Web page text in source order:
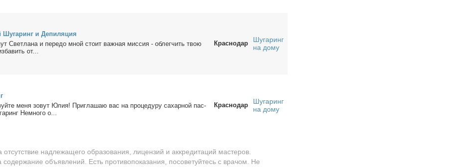
Шу­га­ринг и Де­пи­ля­ция
Свет­ла­на и пе­ре­до мной сто­ит важ­ная мис­сия - об­лег­чить твою
от...
Краснодар
Шугаринг
на дому
ме­ня зо­вут Юлия! При­гла­шаю вас на про­це­ду­ру са­хар­ной пас­
Немно­го о...
Краснодар
Шугаринг
на дому
надлежащего образования, лицензий и аккредитаций мастеров.
содержание объявлений. Есть противопоказания, посоветуйтесь с врачом. Не